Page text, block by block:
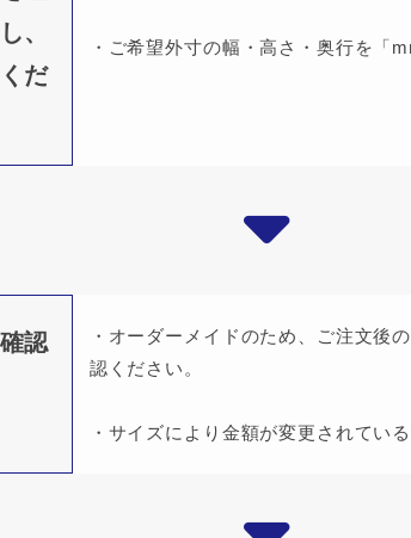
、
だ
・ご希望外寸の幅・高さ・奥行を「
認
・オーダーメイドのため、ご注文後
認ください。
・サイズにより金額が変更されてい